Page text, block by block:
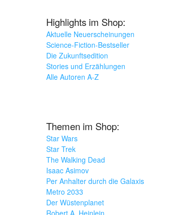
Highlights im Shop:
Aktuelle Neuerscheinungen
Science-Fiction-Bestseller
Die Zukunftsedition
Stories und Erzählungen
Alle Autoren A-Z
Themen im Shop:
Star Wars
Star Trek
The Walking Dead
Isaac Asimov
Per Anhalter durch die Galaxis
Metro 2033
Der Wüstenplanet
Robert A. Heinlein